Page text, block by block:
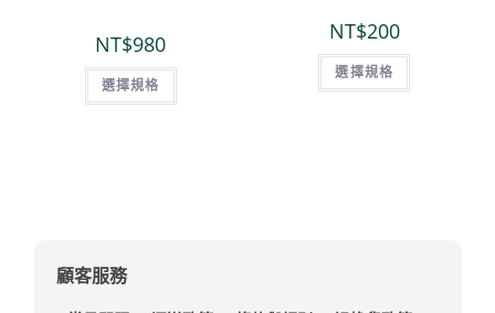
NT$980
選擇規格
NT$200
選擇規格
顧客服務